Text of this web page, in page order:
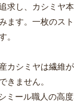
求し、カシミヤ
ます。一枚のス
。
カシミヤは繊維
きません。
ミール職人の高